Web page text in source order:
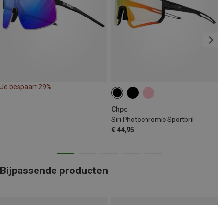
Je bespaart 29%
Chpo
Siri Photochromic Sportbril
€ 44,95
Bijpassende producten